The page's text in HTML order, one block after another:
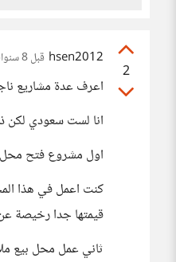
2
hsen2012 قبل 8 سنوات
اعرف عدة مشاريع
انا لست سعودي لكن
اول مشروع فتح محل
كنت اعمل في هذا
قيمتها جدا رخيصة
ثاني عمل محل بيع